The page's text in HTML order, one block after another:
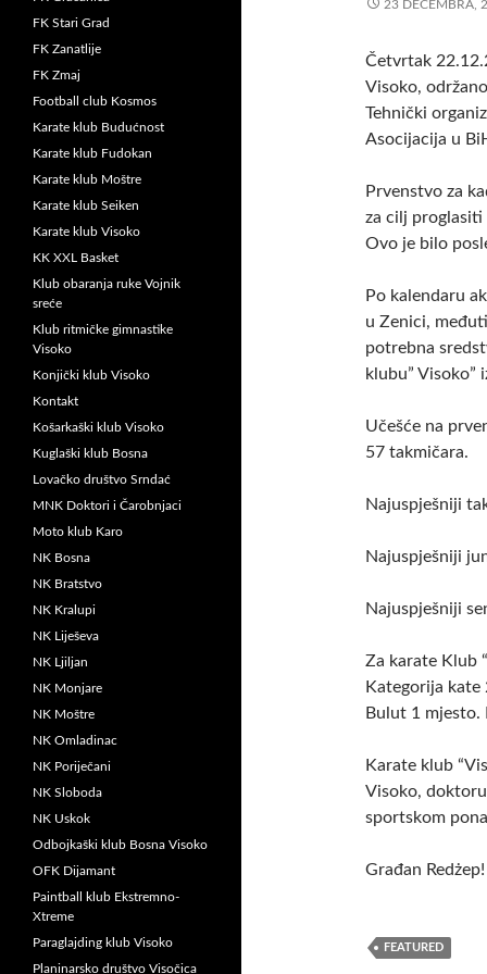
23 DECEMBRA,
Četvrtak
Visoko,
Tehnički
Asocijacija u
Prvenstvo za
za cilj proglasiti
Ovo je bilo
Po kalendaru
u Zenici,
potrebna
klubu” Visoko”
Učešće na
57 takmičara.
Najuspješniji
Najuspješniji
Najuspješniji
Za karate Klub
Kategorija kate
Bulut 1 mjesto.
Karate klub
Visoko,
sportskom
Građan Redżep!
FEATURED
FK Stari Grad
FK Zanatlije
FK Zmaj
Football club Kosmos
Karate klub Budućnost
Karate klub Fudokan
Karate klub Moštre
Karate klub Seiken
Karate klub Visoko
KK XXL Basket
Klub obaranja ruke Vojnik
sreće
Klub ritmičke gimnastike
Visoko
Konjički klub Visoko
Kontakt
Košarkaški klub Visoko
Kuglaški klub Bosna
Lovačko društvo Srndać
MNK Doktori i Čarobnjaci
Moto klub Karo
NK Bosna
NK Bratstvo
NK Kralupi
NK Liješeva
NK Ljiljan
NK Monjare
NK Moštre
NK Omladinac
NK Poriječani
NK Sloboda
NK Uskok
Odbojkaški klub Bosna Visoko
OFK Dijamant
Paintball klub Ekstremno-
Xtreme
Paraglajding klub Visoko
Planinarsko društvo Visočica